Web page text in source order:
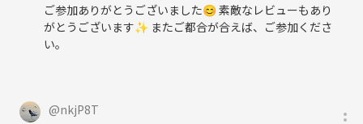
ご参加ありがとうございました😊 素敵なレビューもあり
がとうございます✨ またご都合が合えば、ご参加くださ
い。
@nkjP8T